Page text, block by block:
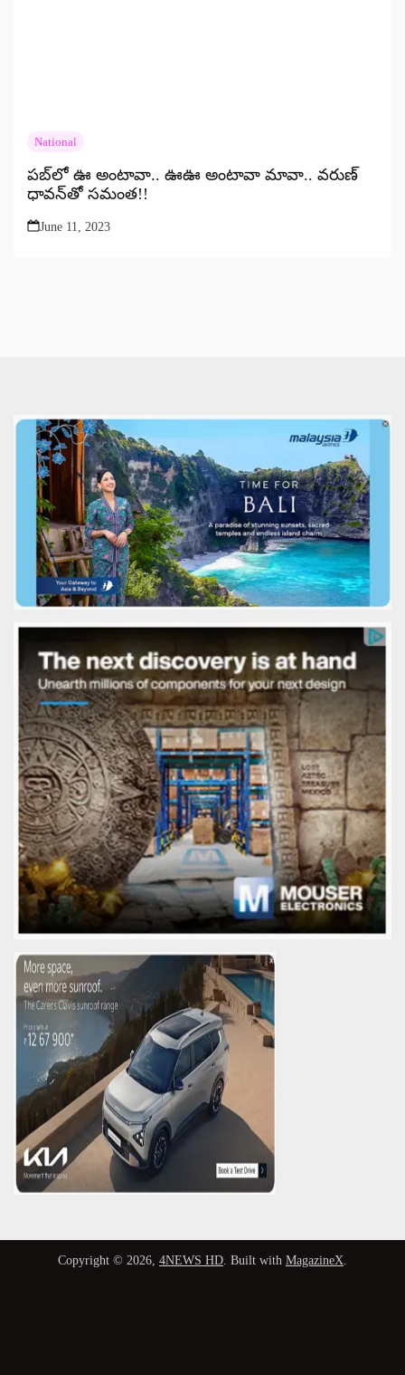
National
పబ్‌లో ఊ అంటావా.. ఊఊ అంటావా మావా.. వరుణ్
ధావన్‌తో సమంత!!
June 11, 2023
Copyright © 2026, 4NEWS HD . Built with MagazineX